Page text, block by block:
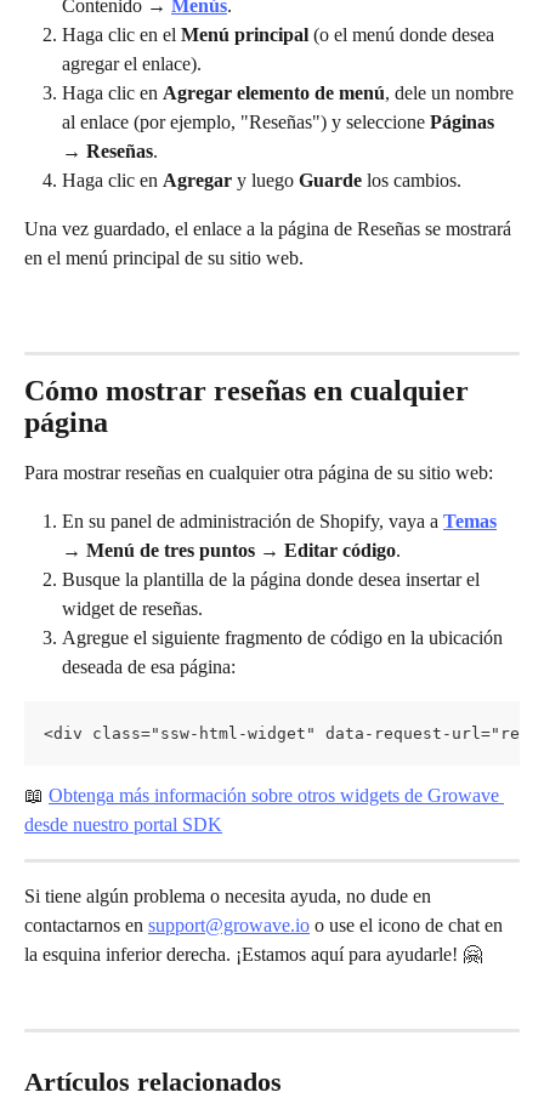
Contenido → Menús.
Haga clic en el Menú principal (o el menú donde desea
agregar el enlace).
Haga clic en Agregar elemento de menú, dele un nombre
al enlace (por ejemplo, "Reseñas") y seleccione Páginas
→ Reseñas.
Haga clic en Agregar y luego Guarde los cambios.
Una vez guardado, el enlace a la página de Reseñas se mostrará
en el menú principal de su sitio web.
Cómo mostrar reseñas en cualquier
página
Para mostrar reseñas en cualquier otra página de su sitio web:
En su panel de administración de Shopify, vaya a Temas
→ Menú de tres puntos → Editar código.
Busque la plantilla de la página donde desea insertar el
widget de reseñas.
Agregue el siguiente fragmento de código en la ubicación
deseada de esa página:
<div class="ssw-html-widget" data-request-
📖 Obtenga más información sobre otros widgets de Growave
desde nuestro portal SDK
Si tiene algún problema o necesita ayuda, no dude en
contactarnos en support@growave.io o use el icono de chat en
la esquina inferior derecha. ¡Estamos aquí para ayudarle! 🤗
Artículos relacionados